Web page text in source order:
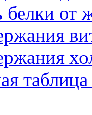
белки от